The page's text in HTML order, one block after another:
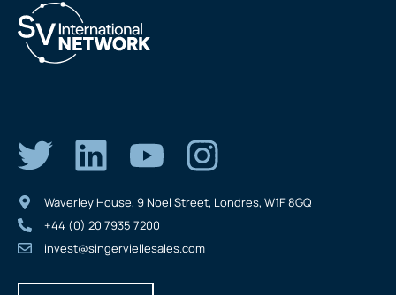
Waverley House, 9 Noel Street, Londres, W1F 8GQ
+44 (0) 20 7935 7200
invest@singerviellesales.com